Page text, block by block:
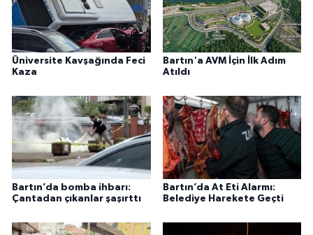
Üniversite Kavşağında Feci
Kaza
Bartın'a AVM İçin İlk Adım
Atıldı
Bartın’da bomba ihbarı:
Çantadan çıkanlar şaşırttı
Bartın’da At Eti Alarmı:
Belediye Harekete Geçti